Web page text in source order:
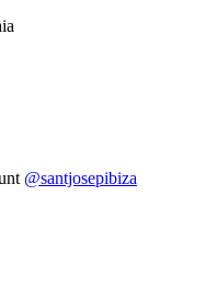
@santjosepibiza